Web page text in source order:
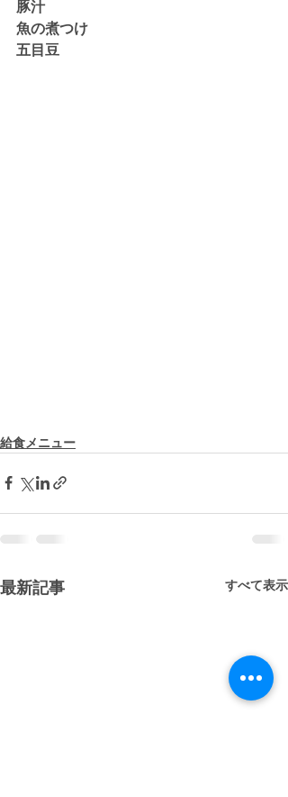
豚汁
魚の煮つけ
五目豆
給食メニュー
最新記事 すべて表示